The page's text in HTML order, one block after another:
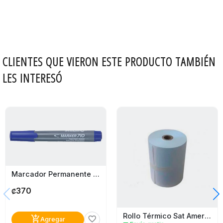
CLIENTES QUE VIERON ESTE PRODUCTO TAMBIÉN
LES INTERESÓ
Marcador Permanente Azul Pelikan 710
₡370
add_shopping_cartAgregar favorite_border Rollo Térmico Sat America 57Mm X 30Mts